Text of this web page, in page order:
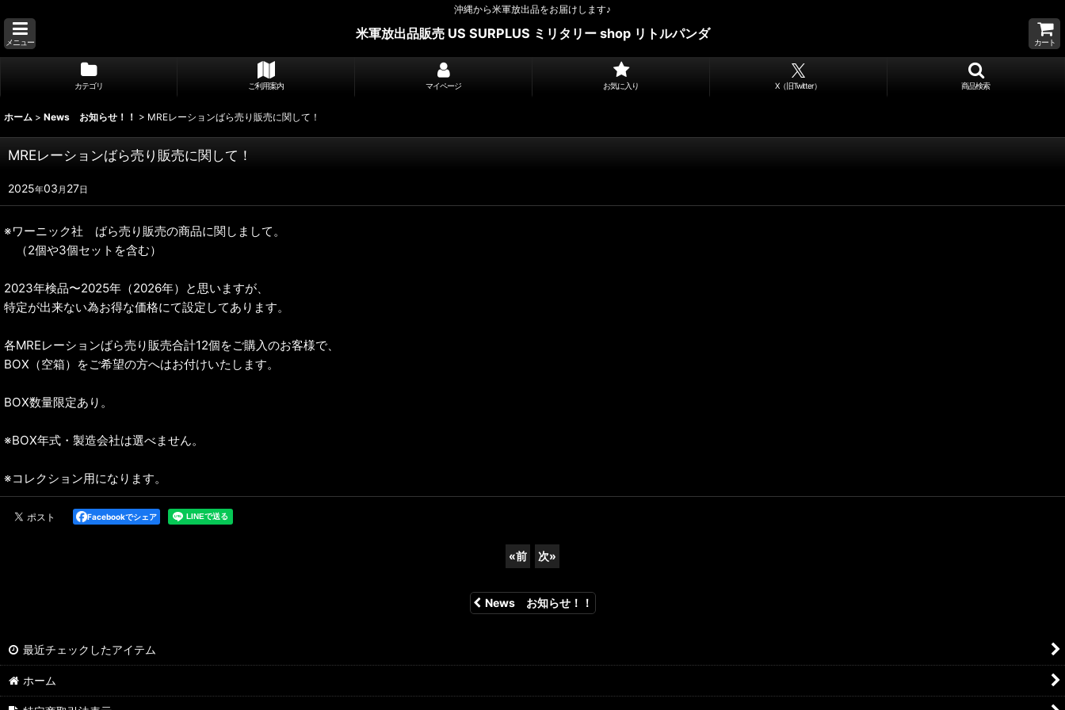
沖縄から米軍放出品をお届けします♪
メニュー
米軍放出品販売 US SURPLUS ミリタリー shop リトルパンダ
カート
カテゴリ ご利用案内 マイページ お気に入り X（旧Twitter） 商品検索
ホーム > News お知らせ！！ > MREレーションばら売り販売に関して！
MREレーションばら売り販売に関して！
2025年03 月 27日
※ワーニック社 ばら売り販売の商品に関しまして。
（2個や3個セットを含む）
2023年検品〜2025年（2026年）と思いますが、
特定が出来ない為お得な価格にて設定してあります。
各MREレーションばら売り販売合計12個をご購入のお客様で、
BOX（空箱）をご希望の方へはお付けいたします。
BOX数量限定あり。
※BOX年式・製造会社は選べません。
※コレクション用になります。
Facebookでシェア
«前 次»
News お知らせ！！
最近チェックしたアイテム
ホーム